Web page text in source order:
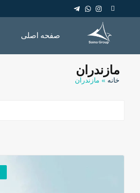
صفحه اصلی
مازندران
خانه » مازندران